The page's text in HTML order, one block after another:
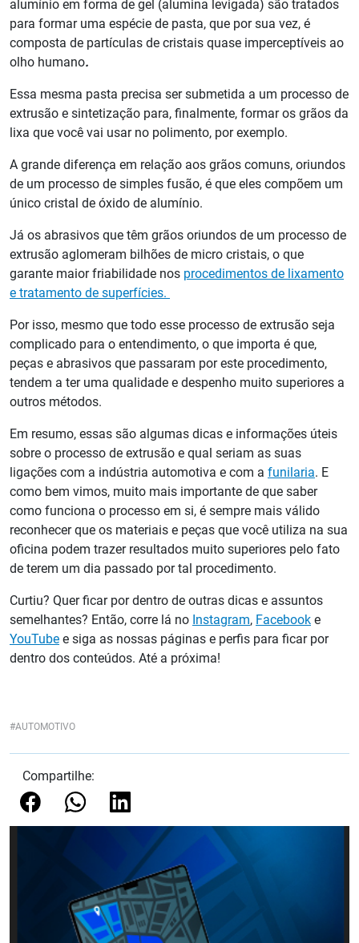
alumínio em forma de gel (alumina levigada) são tratados
para formar uma espécie de pasta, que por sua vez, é
composta de partículas de cristais quase imperceptíveis ao
olho humano.
Essa mesma pasta precisa ser submetida a um processo de
extrusão e sintetização para, finalmente, formar os grãos da
lixa que você vai usar no polimento, por exemplo.
A grande diferença em relação aos grãos comuns, oriundos
de um processo de simples fusão, é que eles compõem um
único cristal de óxido de alumínio.
Já os abrasivos que têm grãos oriundos de um processo de
extrusão aglomeram bilhões de micro cristais, o que
garante maior friabilidade nos procedimentos de lixamento
e tratamento de superfícies.
Por isso, mesmo que todo esse processo de extrusão seja
complicado para o entendimento, o que importa é que,
peças e abrasivos que passaram por este procedimento,
tendem a ter uma qualidade e despenho muito superiores a
outros métodos.
Em resumo, essas são algumas dicas e informações úteis
sobre o processo de extrusão e qual seriam as suas
ligações com a indústria automotiva e com a funilaria. E
como bem vimos, muito mais importante de que saber
como funciona o processo em si, é sempre mais válido
reconhecer que os materiais e peças que você utiliza na sua
oficina podem trazer resultados muito superiores pelo fato
de terem um dia passado por tal procedimento.
Curtiu? Quer ficar por dentro de outras dicas e assuntos
semelhantes? Então, corre lá no Instagram, Facebook e
YouTube e siga as nossas páginas e perfis para ficar por
dentro dos conteúdos. Até a próxima!
AUTOMOTIVO
Compartilhe: